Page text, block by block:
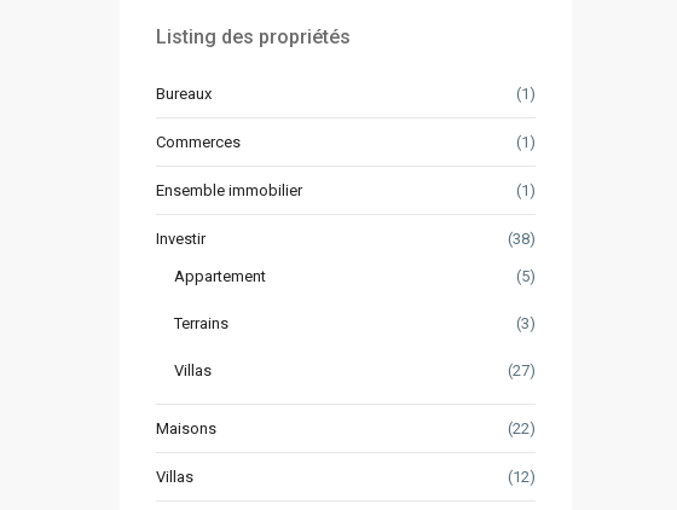
Listing des propriétés
Bureaux (1)
Commerces (1)
Ensemble immobilier (1)
Investir (38)
Appartement (5)
Terrains (3)
Villas (27)
Maisons (22)
Villas (12)